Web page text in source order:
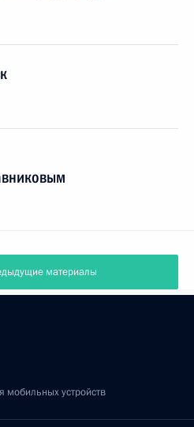
материалы
мобильных устройств